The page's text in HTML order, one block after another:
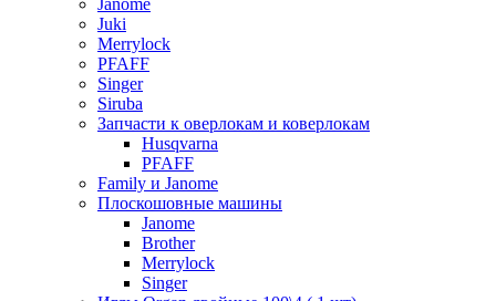
Janome
Juki
Merrylock
PFAFF
Singer
Siruba
Запчасти к оверлокам и коверлокам
Husqvarna
PFAFF
Family и Janome
Плоскошовные машины
Janome
Brother
Merrylock
Singer